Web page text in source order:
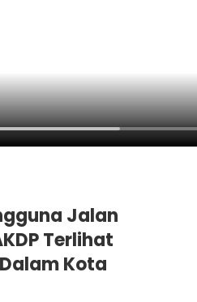
Jalan
Terlihat
Kota